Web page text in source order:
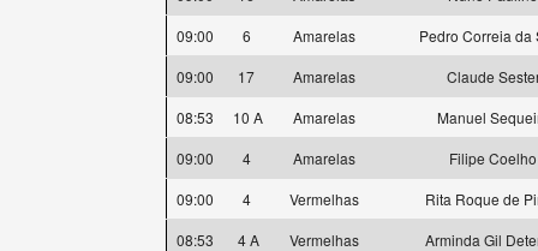
09:00
6 Amarelas
Pedro Correia da
09:00
17 Amarelas
Claude
08:53
10 A Amarelas
Manuel
09:00
4 Amarelas
Filipe Coelho
09:00
4 Vermelhas
Rita Roque de
08:53
4 A Vermelhas
Arminda Gil